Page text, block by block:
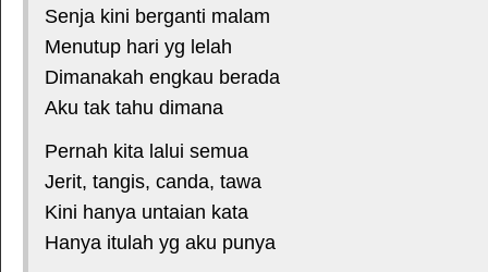
Senja kini berganti malam
Menutup hari yg lelah
Dimanakah engkau berada
Aku tak tahu dimana
Pernah kita lalui semua
Jerit, tangis, canda, tawa
Kini hanya untaian kata
Hanya itulah yg aku punya